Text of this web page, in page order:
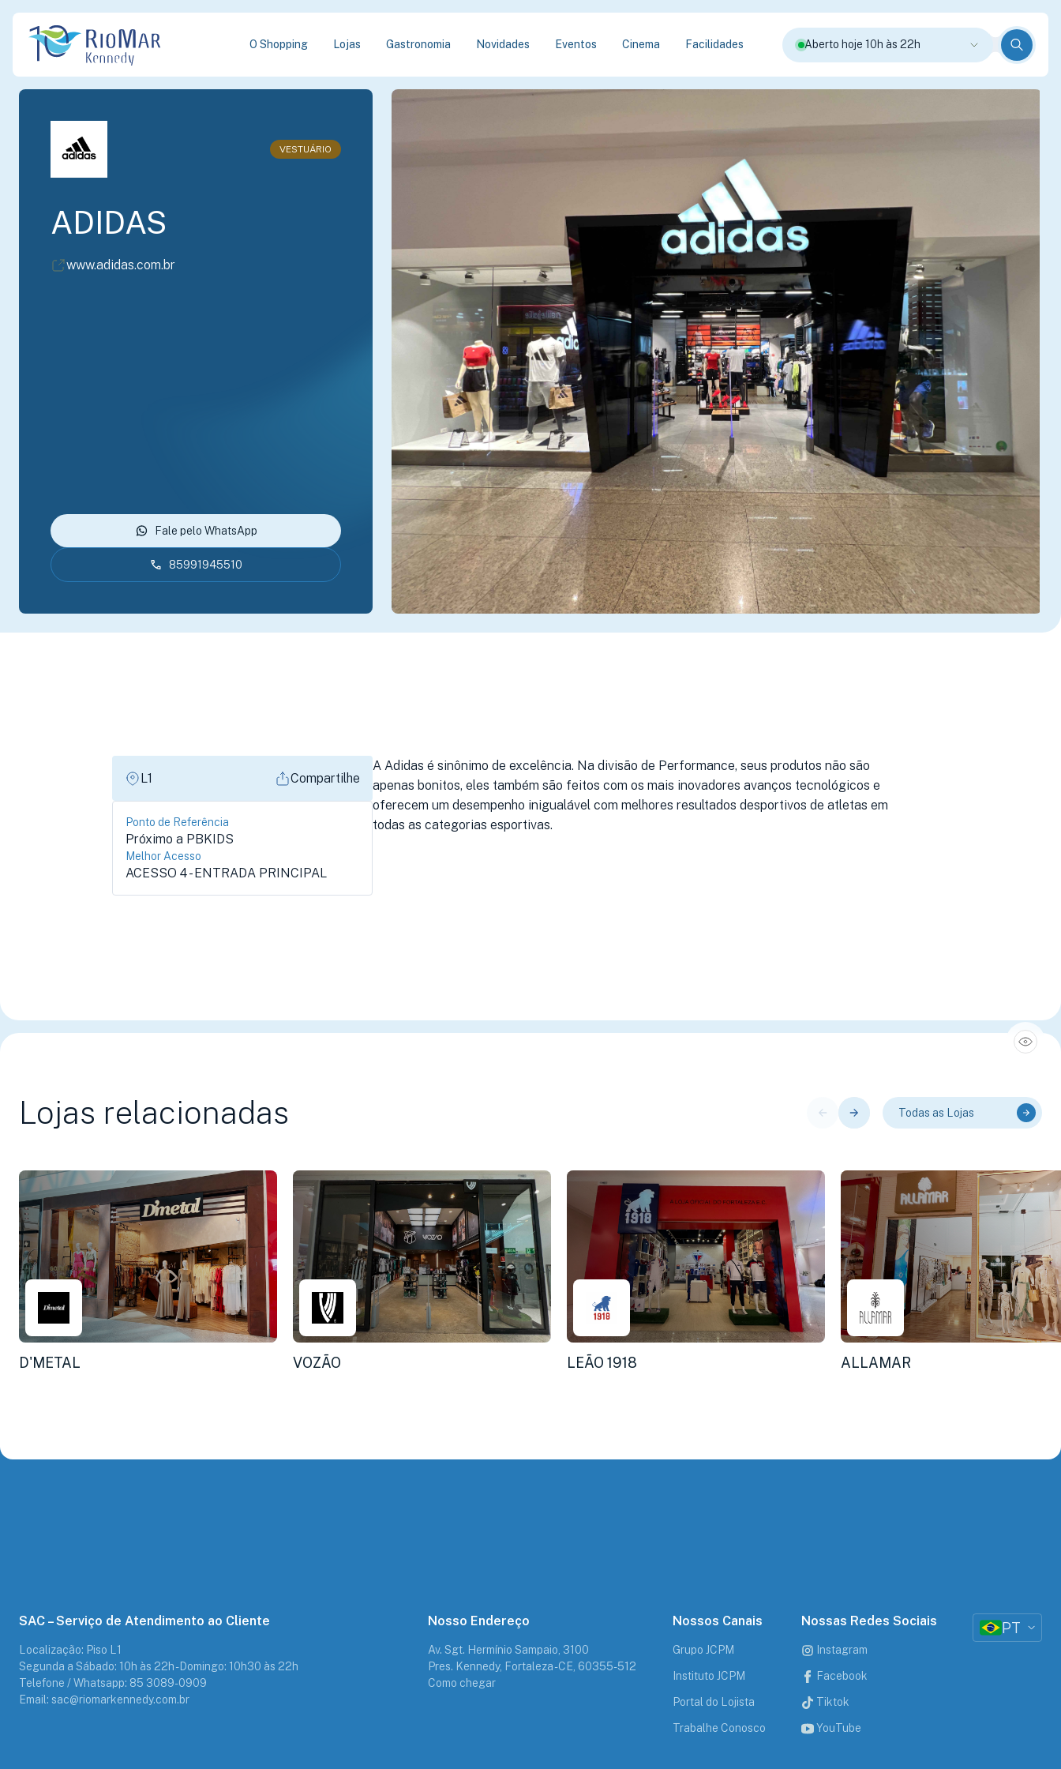
O Shopping Lojas Gastronomia Novidades Eventos Cinema Facilidades Aberto hoje 10h às 22h
VESTUÁRIO
ADIDAS
www.adidas.com.br
Fale pelo WhatsApp
85991945510
L1 Compartilhe
Ponto de Referência
Próximo a PBKIDS
Melhor Acesso
ACESSO 4 - ENTRADA PRINCIPAL
A Adidas é sinônimo de excelência. Na divisão de Performance, seus produtos não são
apenas bonitos, eles também são feitos com os mais inovadores avanços tecnológicos e
oferecem um desempenho inigualável com melhores resultados desportivos de atletas em
todas as categorias esportivas.
Lojas relacionadas Todas as Lojas
D'METAL VOZÃO LEÃO 1918 ALLAMAR
SAC – Serviço de Atendimento ao Cliente
Localização: Piso L1
Segunda a Sábado: 10h às 22h - Domingo: 10h30 às 22h
Telefone / Whatsapp: 85 3089-0909
Email: sac@riomarkennedy.com.br
Nosso Endereço
Av. Sgt. Hermínio Sampaio, 3100
Pres. Kennedy, Fortaleza - CE, 60355-512
Como chegar
Nossos Canais
Grupo JCPM
Instituto JCPM
Portal do Lojista
Trabalhe Conosco
Nossas Redes Sociais
Instagram
Facebook
Tiktok
YouTube
PT